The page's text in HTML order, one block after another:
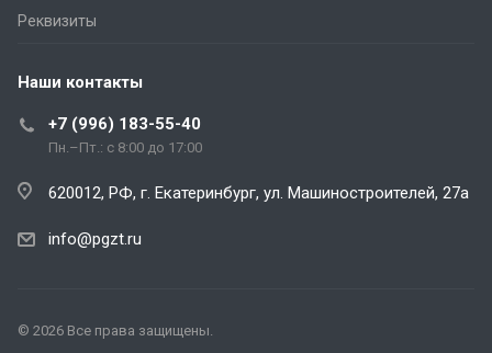
Реквизиты
Наши контакты
+7 (996) 183-55-40
Пн.–Пт.: с 8:00 до 17:00
620012, РФ, г. Екатеринбург, ул. Машиностроителей, 27а
info@pgzt.ru
© 2026 Все права защищены.